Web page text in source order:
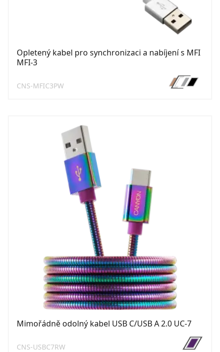
Opletený kabel pro synchronizaci a nabíjení s MFI
MFI-3
CNS-MFIC3PW
Mimořádně odolný kabel USB C/USB A 2.0 UC-7
CNS-USBC7RW